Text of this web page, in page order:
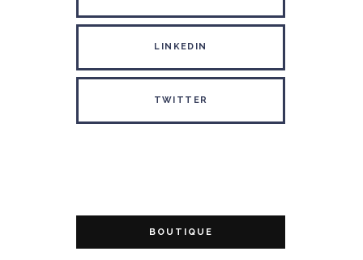
LINKEDIN
TWITTER
BOUTIQUE